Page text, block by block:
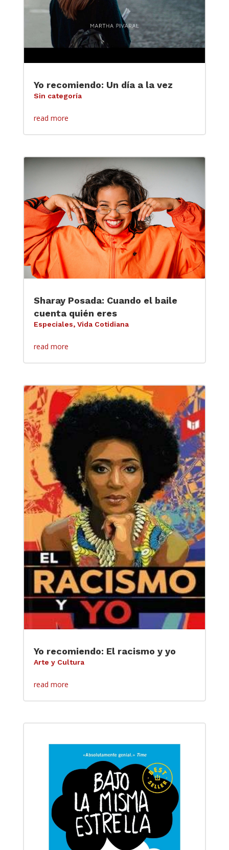
Yo recomiendo: Un día a la vez
Sin categoría
read more
Sharay Posada: Cuando el baile
cuenta quién eres
Especiales, Vida Cotidiana
read more
Yo recomiendo: El racismo y yo
Arte y Cultura
read more